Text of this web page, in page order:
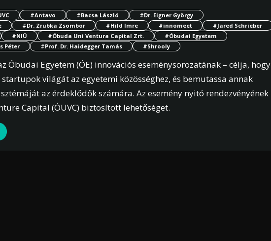
#Antavo #Bacsa László
#Dr. Eigner György
#Dr. Zrubka Zsombor #Hild Imre #innomeet
#Jared Schrieber
#NIÜ #Óbuda Uni Ventura Capital Zrt.
#Óbudai Egyetem
Péter
#Prof. Dr. Haidegger Tamás #Shrooly
Óbudai Egyetem (ÓE) innovációs eseménysorozatának – célja, hogy
világát az egyetemi közösséghez, és bemutassa annak
az érdeklődők számára. Az esemény nyitó rendezvényének
Capital (ÓUVC) biztosított lehetőséget.